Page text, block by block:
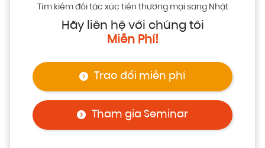
Tìm kiếm đối tác xúc tiến thương mại sang Nhật
Hãy liên hệ với chúng tôi
Miễn Phí!
Trao đổi miễn phí
Tham gia Seminar